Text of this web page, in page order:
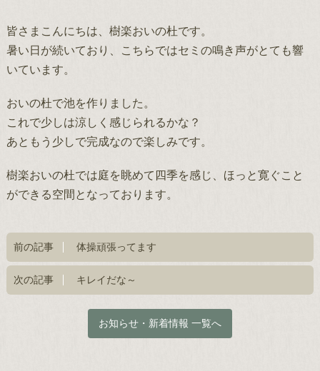
皆さまこんにちは、樹楽おいの杜です。
暑い日が続いており、こちらではセミの鳴き声がとても響
いています。
おいの杜で池を作りました。
これで少しは涼しく感じられるかな？
あともう少しで完成なので楽しみです。
樹楽おいの杜では庭を眺めて四季を感じ、ほっと寛ぐこと
ができる空間となっております。
前の記事 体操頑張ってます
次の記事 キレイだな～
お知らせ・新着情報 一覧へ